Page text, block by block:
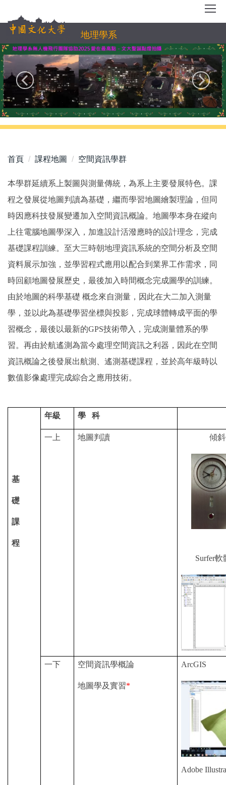
到
主
要
內
區
地理學系
首頁 課程地圖 空間資訊學群
本學群延續系上製圖與測量傳統，為系上主要發展特色。課
程之發展從地圖判讀為基礎，繼而學習地圖繪製理論，但同
時因應科技發展變遷加入空間資訊概論。地圖學本身在縱向
上往電腦地圖學深入，加進設計活潑應時的設計理念，完成
基礎課程訓練。至大三時朝地理資訊系統的空間分析及空間
資料展示加強，並學習程式應用以配合到業界工作需求，同
時回顧地圖發展歷史，最後加入時間概念完成圖學的訓練。
由於地圖的科學基礎 概念來自測量，因此在大二加入測量
學，並以此為基礎學習坐標與投影，完成球體轉成平面的學
習概念，最後以最新的GPS技術帶入，完成測量體系的學
習。再由於航遙測為當今處理空間資訊之利器，因此在空間
資訊概論之後發展出航測、遙測基礎課程，並於高年級時以
數值影像處理完成綜合之應用技術。
基
礎
課
程
年級 學 科
一上 地圖判讀 傾
Surfer
一下 空間資訊學概論
地圖學及實習*
ArcGIS
Adobe